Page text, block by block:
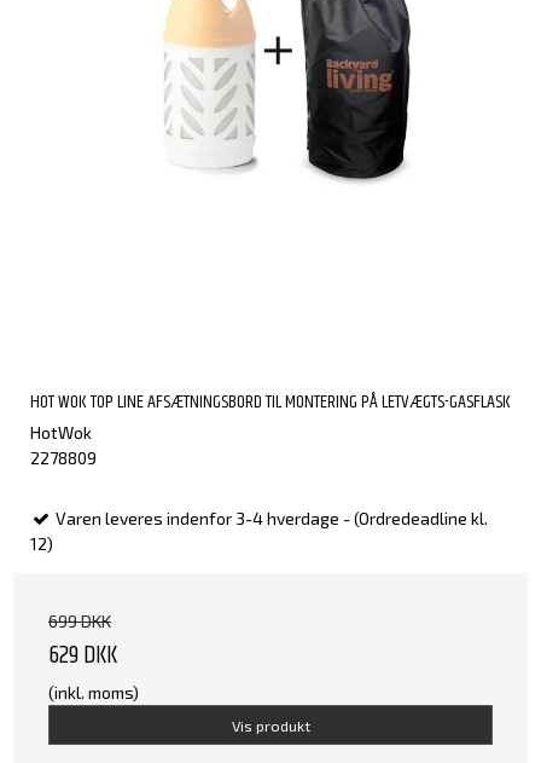
HOT WOK TOP LINE AFSÆTNINGSBORD TIL MONTERING PÅ LETVÆGTS-GASFLASK
HotWok
2278809
Varen leveres indenfor 3-4 hverdage - (Ordredeadline kl.
12)
699 DKK
629 DKK
(inkl. moms)
Vis produkt